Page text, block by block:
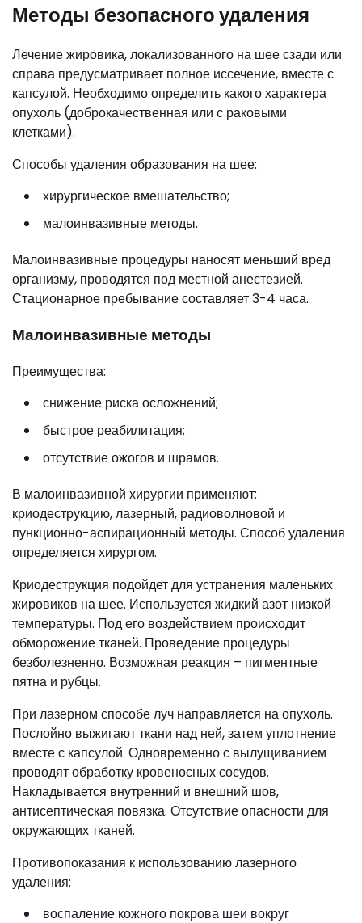
Методы безопасного удаления
Лечение жировика, локализованного на шее сзади или
справа предусматривает полное иссечение, вместе с
капсулой. Необходимо определить какого характера
опухоль (доброкачественная или с раковыми
клетками).
Способы удаления образования на шее:
хирургическое вмешательство;
малоинвазивные методы.
Малоинвазивные процедуры наносят меньший вред
организму, проводятся под местной анестезией.
Стационарное пребывание составляет 3-4 часа.
Малоинвазивные методы
Преимущества:
снижение риска осложнений;
быстрое реабилитация;
отсутствие ожогов и шрамов.
В малоинвазивной хирургии применяют:
криодеструкцию, лазерный, радиоволновой и
пункционно-аспирационный методы. Способ удаления
определяется хирургом.
Криодеструкция подойдет для устранения маленьких
жировиков на шее. Используется жидкий азот низкой
температуры. Под его воздействием происходит
обморожение тканей. Проведение процедуры
безболезненно. Возможная реакция – пигментные
пятна и рубцы.
При лазерном способе луч направляется на опухоль.
Послойно выжигают ткани над ней, затем уплотнение
вместе с капсулой. Одновременно с вылущиванием
проводят обработку кровеносных сосудов.
Накладывается внутренний и внешний шов,
антисептическая повязка. Отсутствие опасности для
окружающих тканей.
Противопоказания к использованию лазерного
удаления:
воспаление кожного покрова шеи вокруг